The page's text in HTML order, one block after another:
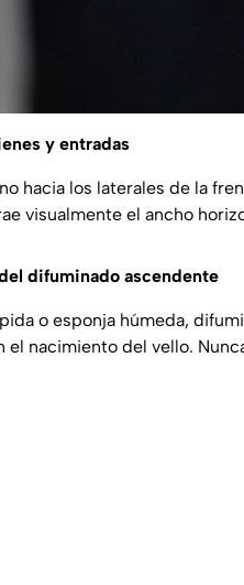
y entradas
hacia los laterales de la
visualmente el ancho
difuminado ascendente
o esponja húmeda,
nacimiento del vello.